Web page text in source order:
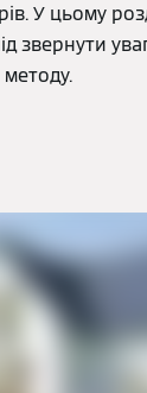
У цьому
звернути